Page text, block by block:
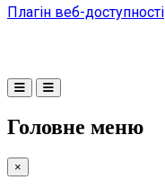
Плагін веб-доступності
Головне меню
×